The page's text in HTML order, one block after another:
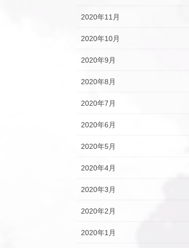
2020年11月
2020年10月
2020年9月
2020年8月
2020年7月
2020年6月
2020年5月
2020年4月
2020年3月
2020年2月
2020年1月